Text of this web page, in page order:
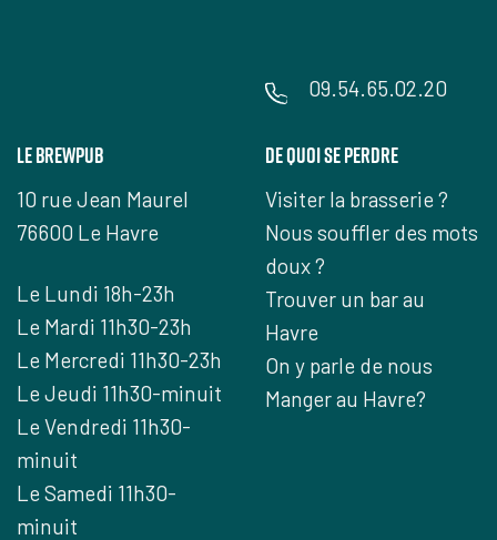
09.54.65.02.20
Le Brewpub
10 rue Jean Maurel
76600 Le Havre
Le Lundi 18h-23h
Le Mardi 11h30-23h
Le Mercredi 11h30-23h
Le Jeudi 11h30-minuit
Le Vendredi 11h30-
minuit
Le Samedi 11h30-
minuit
De quoi se perdre
Visiter la brasserie ?
Nous souffler des mots
doux ?
Trouver un bar au
Havre
On y parle de nous
Manger au Havre?